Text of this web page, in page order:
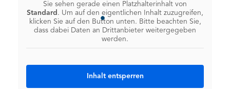
Sie sehen gerade einen Platzhalterinhalt von
Standard . Um auf den eigentlichen Inhalt zuzugreifen,
klicken Sie auf den Button unten. Bitte beachten Sie,
dass dabei Daten an Drittanbieter weitergegeben
werden.
Inhalt entsperren